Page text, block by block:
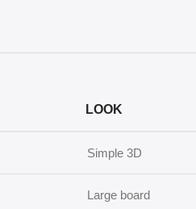
LOOK
Simple 3D
Large board